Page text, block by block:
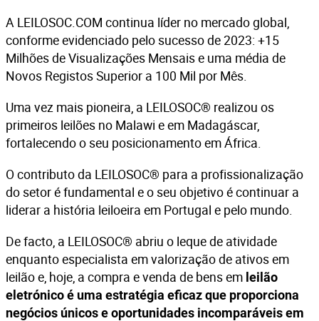
A LEILOSOC.COM continua líder no mercado global,
conforme evidenciado pelo sucesso de 2023: +15
Milhões de Visualizações Mensais e uma média de
Novos Registos Superior a 100 Mil por Mês.
Uma vez mais pioneira, a LEILOSOC® realizou os
primeiros leilões no Malawi e em Madagáscar,
fortalecendo o seu posicionamento em África.
O contributo da LEILOSOC® para a profissionalização
do setor é fundamental e o seu objetivo é continuar a
liderar a história leiloeira em Portugal e pelo mundo.
De facto, a LEILOSOC® abriu o leque de atividade
enquanto especialista em valorização de ativos em
leilão e, hoje, a compra e venda de bens em leilão
eletrónico é uma estratégia eficaz que proporciona
negócios únicos e oportunidades incomparáveis em